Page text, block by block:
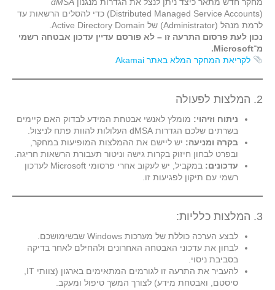
(Distributed Managed Service Accounts) כדי להסלים הרשאות עד
לרמת מנהל (Administrator) של Active Directory Domain.
נכון לעת פרסום התרעה זו – לא פורסם עדיין עדכון אבטחה רשמי
מ־Microsoft.
לקריאת המחקר המלא באתר Akamai
2. המלצות לפעולה
ניתוח וזיהוי: מומלץ לאנשי אבטחת המידע לבדוק האם קיימים
בשרתים שלכם הגדרות dMSA העלולות להוות פתח לניצול.
בקרה ומניעה: יש ליישם את ההמלצות המופיעות במחקר,
ובפרט לבחון חיזוק בקרות גישה וניטור תעבורת הרשאות חריגה.
עדכונים:
במקביל, יש לעקוב אחרי פרסומי Microsoft לעדכון
רשמי עם תיקון לפגיעות זו.
3. המלצות כלליות:
לבצע הערכה כוללת של מערכות Windows שבשימושכם.
לבחון את עדכוני האבטחה האחרונים ולהחילם לאחר בדיקה
בסביבת ניסוי.
סיסטם, ואבטחת מידע) לצורך המשך טיפול ומעקב.